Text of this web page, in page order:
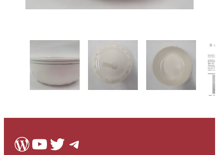
WordPress
Youtube
Twitter
Telegram